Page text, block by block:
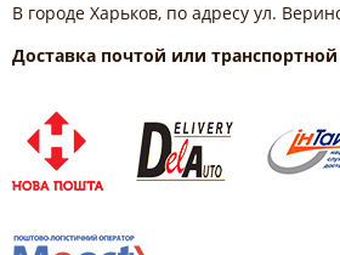
В городе Харьков, по адресу ул.
Доставка почтой или